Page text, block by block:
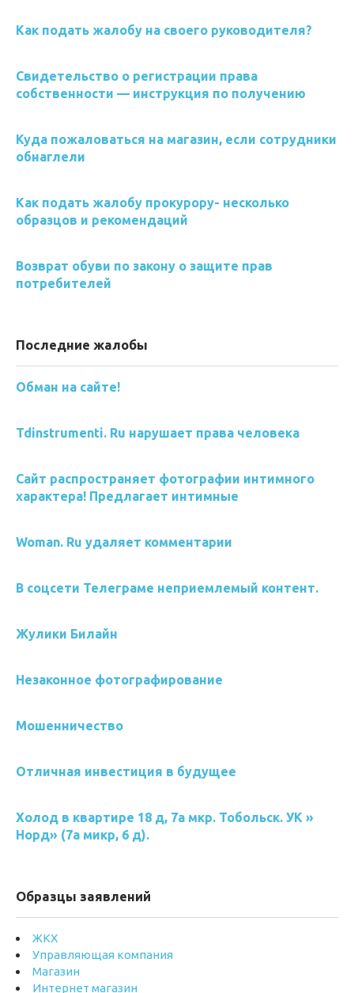
Как подать жалобу на своего руководителя?
Свидетельство о регистрации права
собственности — инструкция по получению
Куда пожаловаться на магазин, если сотрудники
обнаглели
Как подать жалобу прокурору- несколько
образцов и рекомендаций
Возврат обуви по закону о защите прав
потребителей
Последние жалобы
Обман на сайте!
Tdinstrumenti. Ru нарушает права человека
Сайт распространяет фотографии интимного
характера! Предлагает интимные
Woman. Ru удаляет комментарии
В соцсети Телеграме неприемлемый контент.
Жулики Билайн
Незаконное фотографирование
Мошенничество
Отличная инвестиция в будущее
Холод в квартире 18 д, 7а мкр. Тобольск. УК »
Норд» (7а микр, 6 д).
Образцы заявлений
ЖКХ
Управляющая компания
Магазин
Интернет магазин